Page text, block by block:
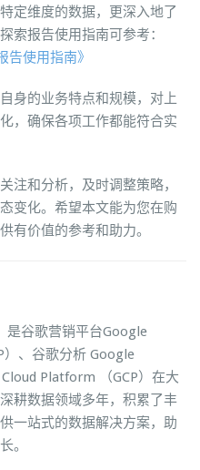
定维度的数据，更深入地了
索报告使用指南可参考：
告使用指南》
身的业务特点和规模，对上
，确保各项工作都能符合实
注和分析，及时调整策略，
变化。希望本文能为您在购
有价值的参考和助力。
是谷歌营销平台Google
、谷歌分析 Google
Platform （GCP）在大
耕数据领域多年，积累了丰
一站式的数据解决方案，助
。